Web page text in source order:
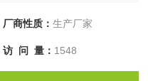
厂商性质： 生产厂家
访 问 量： 1548